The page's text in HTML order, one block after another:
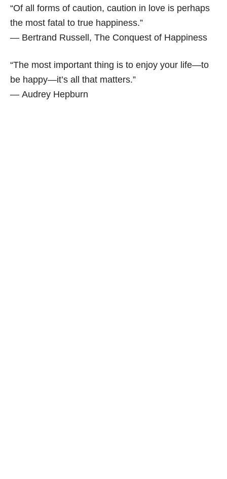
“Of all forms of caution, caution in love is perhaps
the most fatal to true happiness.”
― Bertrand Russell, The Conquest of Happiness
“The most important thing is to enjoy your life—to
be happy—it’s all that matters.”
― Audrey Hepburn